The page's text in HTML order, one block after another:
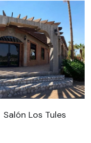
Salón Los Tules